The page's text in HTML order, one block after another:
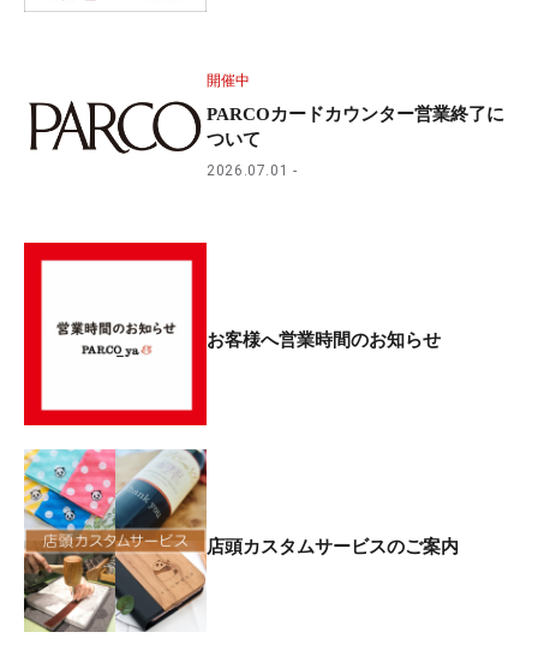
開催中
PARCOカードカウンター営業終了に
ついて
2026.07.01
お客様へ営業時間のお知らせ
店頭カスタムサービスのご案内